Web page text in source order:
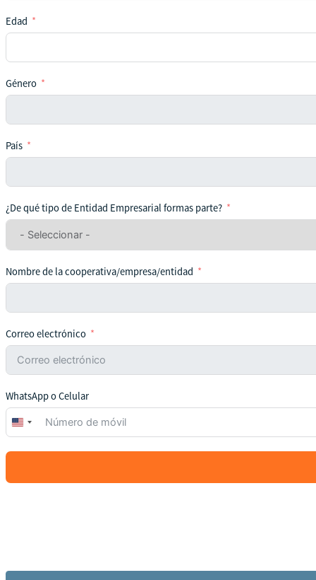
Edad
Género
País
¿De qué tipo de Entidad Empresarial formas parte?
Nombre de la cooperativa/empresa/entidad
Correo electrónico
WhatsApp o Celular
United
States
+1